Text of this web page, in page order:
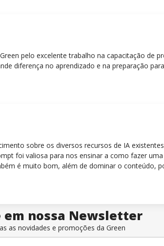
pelo excelente trabalho na capacitação
diferença no aprendizado e na preparação
sobre os diversos recursos de IA
foi valiosa para nos ensinar a como fazer
é muito bom, além de dominar o conteúdo,
em nossa Newsletter
as novidades e promoções da Green